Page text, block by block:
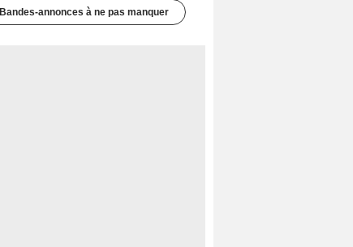
Bandes-annonces à ne pas manquer